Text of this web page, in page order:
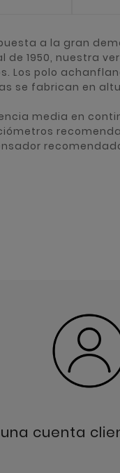
a la gran
de 1950, nuestra
Los polo
se fabrican en
media en
una cuenta